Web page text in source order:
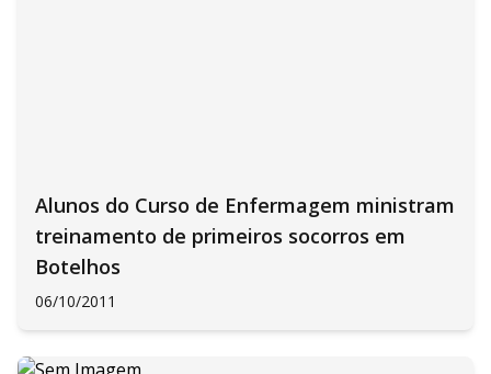
Alunos do Curso de Enfermagem ministram
treinamento de primeiros socorros em
Botelhos
06/10/2011